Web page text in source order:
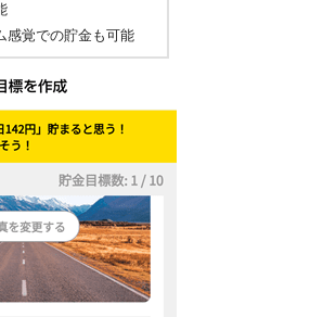
感覚での貯金も可能